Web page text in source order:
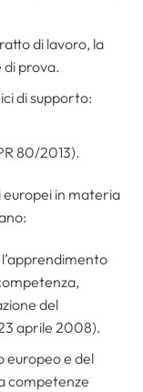
di lavoro, la
di prova.
di supporto:
80/2013).
europei in materia
del
aprile 2008).
europeo e del
competenze